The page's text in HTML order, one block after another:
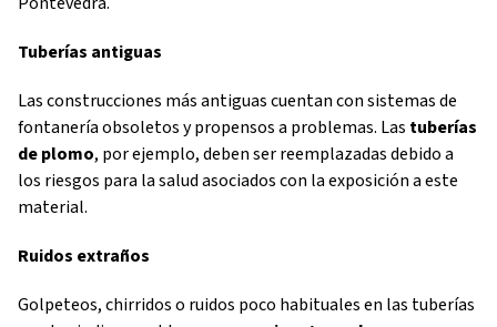
Tuberías antiguas
Las construcciones más antiguas cuentan con sistemas de
fontanería obsoletos y propensos a problemas. Las tuberías
de plomo, por ejemplo, deben ser reemplazadas debido a
los riesgos para la salud asociados con la exposición a este
material.
Ruidos extraños
Golpeteos, chirridos o ruidos poco habituales en las tuberías